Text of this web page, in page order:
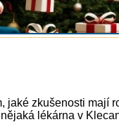
jaké zkušenosti mají
lékárna v